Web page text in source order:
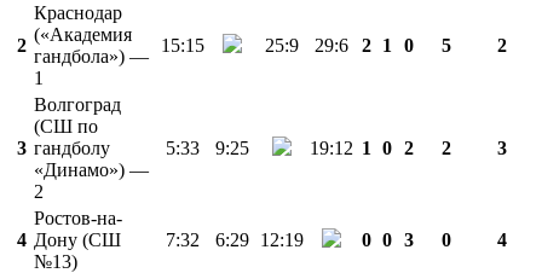
2
Краснодар
(«Академия
гандбола») —
1
15:15 25:9 29:6 2 1 0 5 2
3
Волгоград
(СШ по
гандболу
«Динамо») —
2
5:33 9:25 19:12 1 0 2 2 3
4
Ростов-на-
Дону (СШ
№13)
7:32 6:29 12:19 0 0 3 0 4